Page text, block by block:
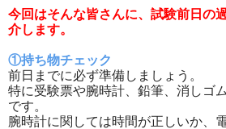
今回はそんな皆さんに、試験前日の
介します。
①持ち物チェック
前日までに必ず準備しましょう。
特に受験票や腕時計、鉛筆、消しゴ
です。
腕時計に関しては時間が正しいか、